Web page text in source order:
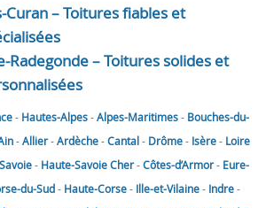
Curan – Toitures fiables et
Radegonde – Toitures solides et
- Hautes-Alpes-Alpes-Maritimes- Bouches-du-
-Allier-Ardèche-Cantal- Drôme- Isère- Loire
Savoie- Haute-SavoieCher-Côtes-d’Armor- Eure-
du-Sud- Haute-Corse- Ille-et-Vilaine- Indre-